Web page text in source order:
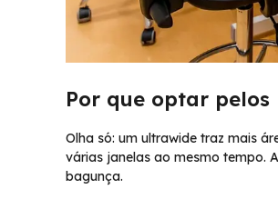
Por que optar
Olha só: um ultrawide traz mais
várias janelas ao mesmo tempo.
bagunça.